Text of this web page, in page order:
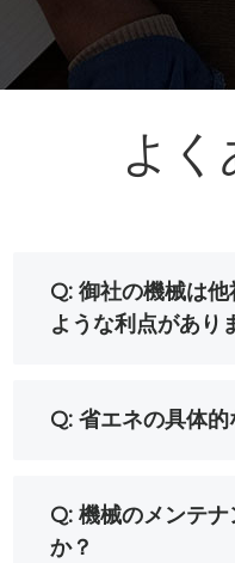
よく
Q: 御社の機械は
ような利点があり
A: 当社の全自動
Q: 省エネの具体
A: 当社の全自動ペ
ールは、新しい断
Q: 機械のメンテ
か？